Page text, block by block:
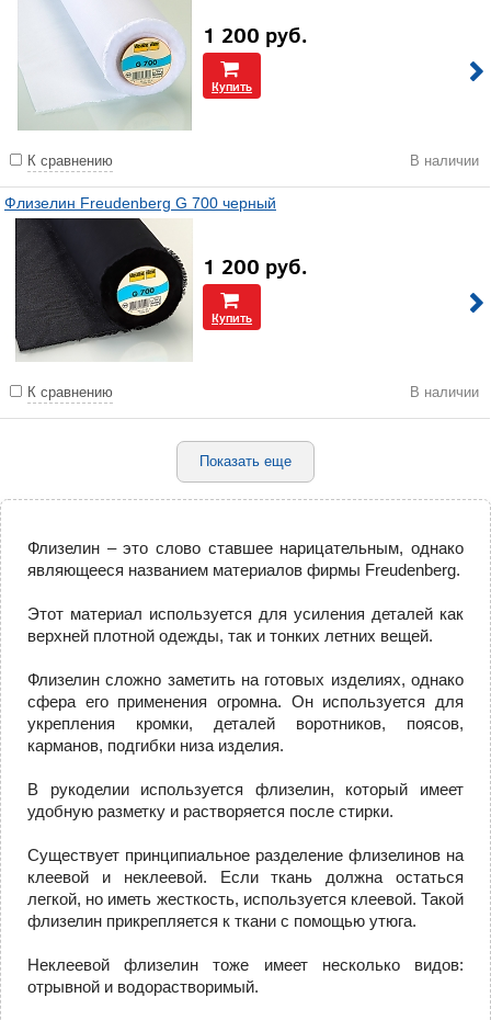
1 200 руб.
Купить
К сравнению В наличии
Флизелин Freudenberg G 700 черный
1 200 руб.
Купить
К сравнению В наличии
Показать еще
Флизелин – это слово ставшее нарицательным, однако
являющееся названием материалов фирмы Freudenberg.
Этот материал используется для усиления деталей как
верхней плотной одежды, так и тонких летних вещей.
Флизелин сложно заметить на готовых изделиях, однако
сфера его применения огромна. Он используется для
укрепления кромки, деталей воротников, поясов,
карманов, подгибки низа изделия.
В рукоделии используется флизелин, который имеет
удобную разметку и растворяется после стирки.
Существует принципиальное разделение флизелинов на
клеевой и неклеевой. Если ткань должна остаться
легкой, но иметь жесткость, используется клеевой. Такой
флизелин прикрепляется к ткани с помощью утюга.
Неклеевой флизелин тоже имеет несколько видов:
отрывной и водорастворимый.